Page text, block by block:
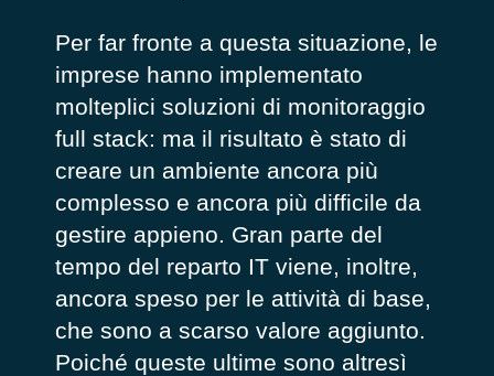
Per far fronte a questa situazione, le
imprese hanno implementato
molteplici soluzioni di monitoraggio
full stack: ma il risultato è stato di
creare un ambiente ancora più
complesso e ancora più difficile da
gestire appieno. Gran parte del
tempo del reparto IT viene, inoltre,
ancora speso per le attività di base,
che sono a scarso valore aggiunto.
Poiché queste ultime sono altresì